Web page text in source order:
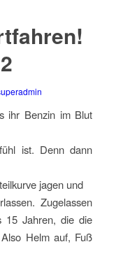
ihr Benzin im Blut
ist. Denn dann
jagen und
Zugelassen
15 Jahren, die die
Helm auf, Fuß